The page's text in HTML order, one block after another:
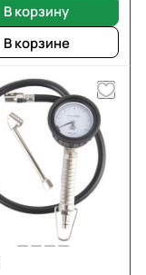
В корзину
В корзине